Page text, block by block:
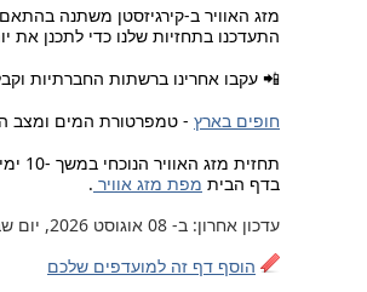
מזג האוויר ב-קירגיזסטן משתנה
התעדכנו בתחזיות שלנו כדי לתכנן את
📲 עקבו אחרינו ברשתות החברתיות
חופים בארץ - טמפרטורת המים ומצב
תחזית מזג האוויר הנוכחי במשך -10 ימים הקרובים ב-203 ערים וישובים בישראל, רמת הגולן, יהודה ושומרון.
בדף הבית מפת מזג אוויר .
עדכון אחרון: ב- 08 אוגוסט 2026, יום שבת, 07:30
הוסף דף זה למועדפים שלכם